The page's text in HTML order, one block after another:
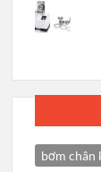
bơm chân